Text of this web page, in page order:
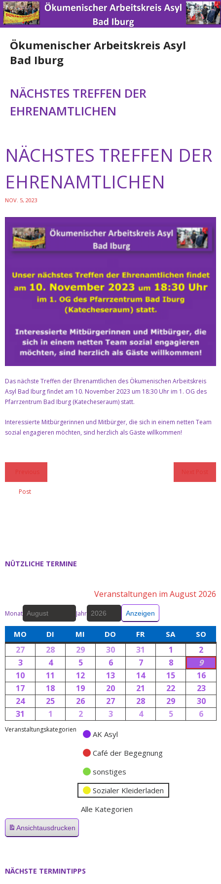
Ökumenischer Arbeitskreis Asyl
Bad Iburg
Home
News
Engagement
Spenden
Nützliche Links
Datenschutz & Impresssum
NÄCHSTES TREFFEN DER
EHRENAMTLICHEN
NÄCHSTES TREFFEN DER
EHRENAMTLICHEN
NOV. 5, 2023
Das nächste Treffen der Ehrenamtlichen des Ökumenischen Arbeitskreis
Asyl Bad Iburg findet am 10. November 2023 um 18:30 Uhr im 1. OG des
Pfarrzentrum Bad Iburg (Katecheseraum) statt.
Interessierte Mitbürgerinnen und Mitbürger, die sich in einem netten Team
sozial engagieren möchten, sind herzlich als Gäste willkommen!
Previous
Post
Next Post
NÜTZLICHE TERMINE
Veranstaltungen im August 2026
Monat Jahr
MO DI MI DO FR SA SO
27 28 29 30 31 1
2
3
4 5 6 7 8
9
10
11 12 13 14 15
16
17
18 19 20 21 22
23
24
25 26 27 28 29
30
31
1 2 3 4 5 6
Veranstaltungskategorien
AK Asyl
Café der Begegnung
sonstiges
Sozialer Kleiderladen
Alle Kategorien
Ansichtausdrucken
NÄCHSTE TERMINTIPPS